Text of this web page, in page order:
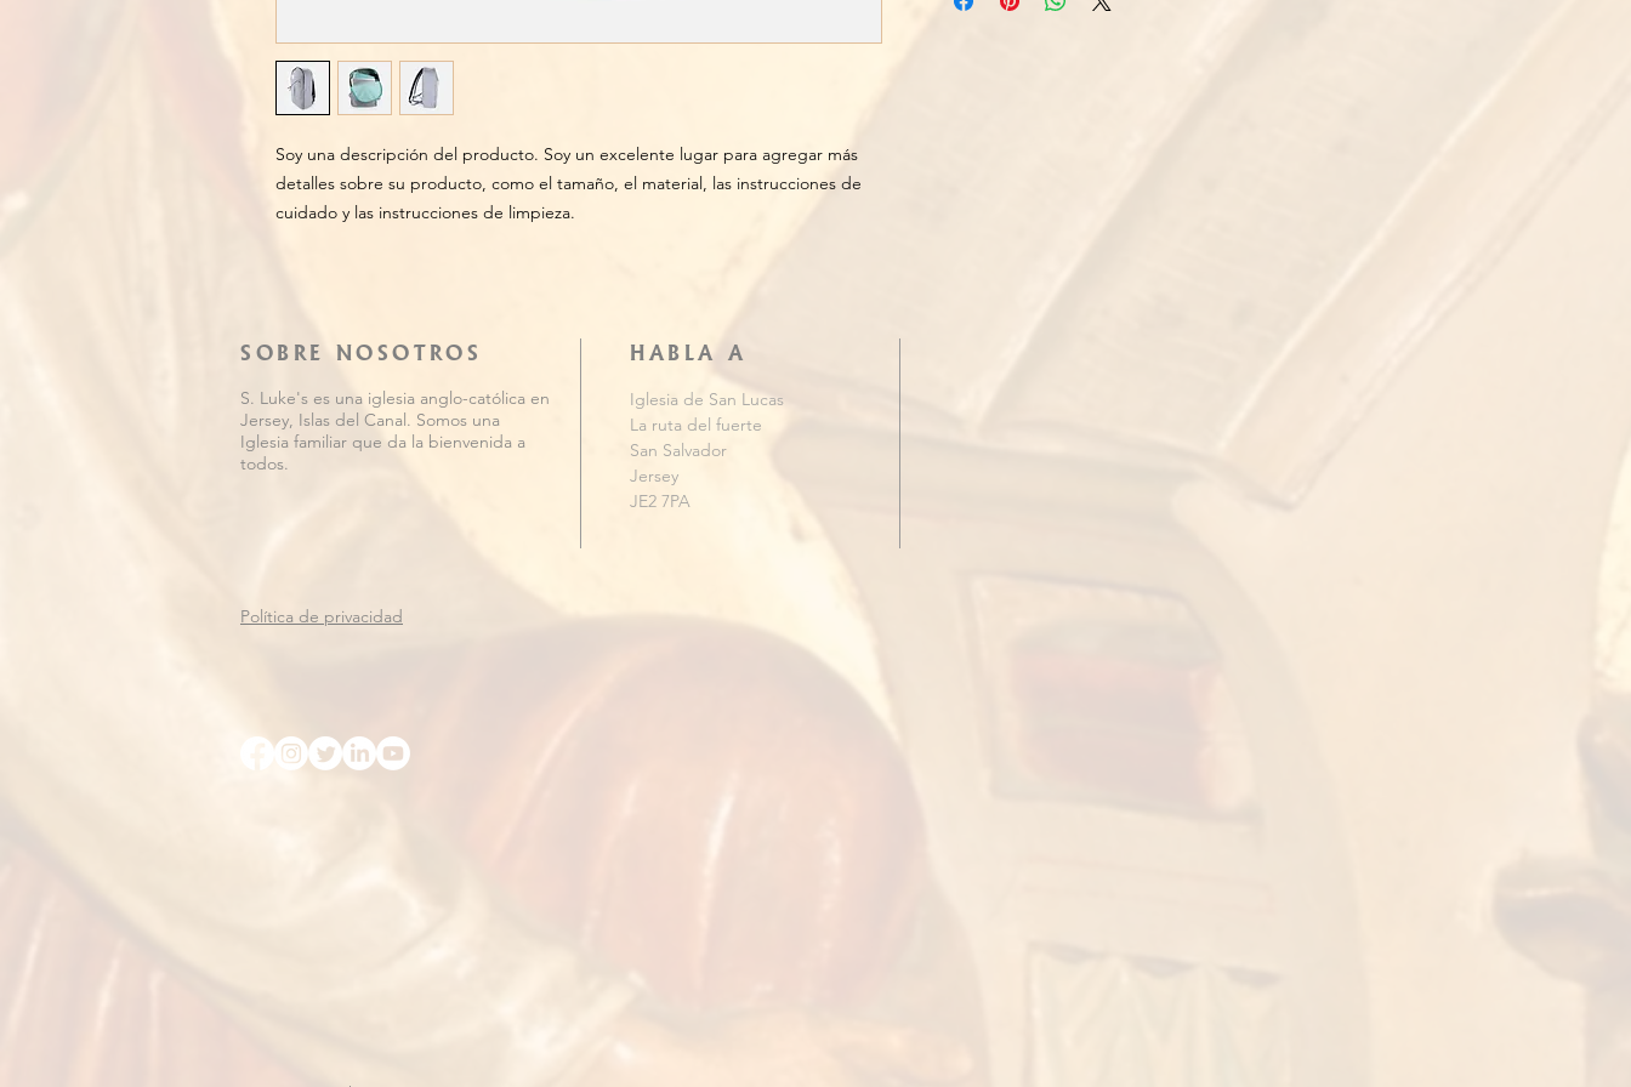
Soy una descripción del producto. Soy un excelente lugar para agregar más
detalles sobre su producto, como el tamaño, el material, las instrucciones de
cuidado y las instrucciones de limpieza.
una excelente manera de generar confianza y asegurar
SOBRE NOSOTROS
S. Luke's es una iglesia anglo-católica en
Jersey, Islas del Canal. Somos una
Iglesia familiar que da la bienvenida a
todos.
Política de privacidad
HABLA A
Iglesia de San Lucas
La ruta del fuerte
San Salvador
Jersey
JE2 7PA